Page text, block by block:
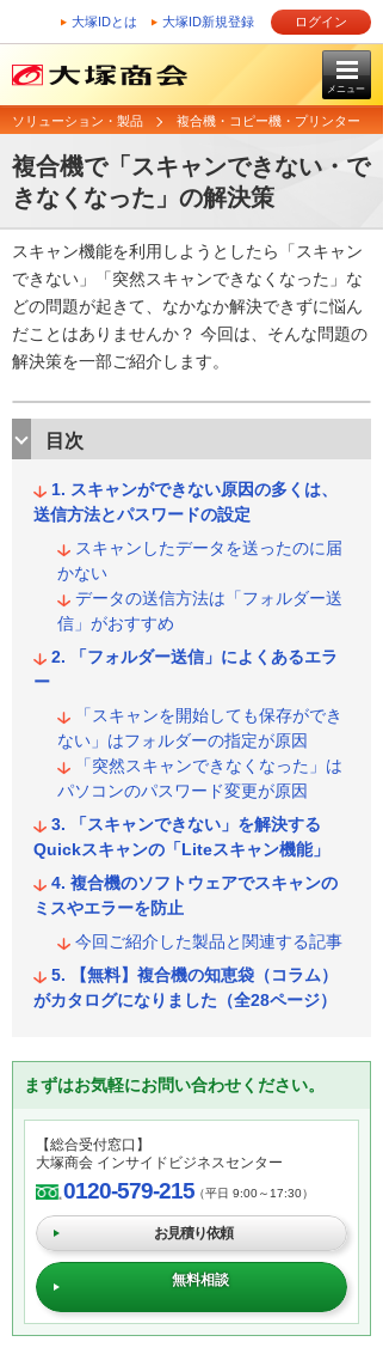
大塚IDとは 大塚ID新規登録 ログイン
メニュー
ソリューション・製品 複合機・コピー機・プリンター
複合機で「スキャンできない・で
きなくなった」の解決策
スキャン機能を利用しようとしたら「スキャン
できない」「突然スキャンできなくなった」な
どの問題が起きて、なかなか解決できずに悩ん
だことはありませんか？ 今回は、そんな問題の
解決策を一部ご紹介します。
目次
スキャンができない原因の多くは、
送信方法とパスワードの設定
スキャンしたデータを送ったのに届
かない
データの送信方法は「フォルダー送
信」がおすすめ
「フォルダー送信」によくあるエラ
ー
「スキャンを開始しても保存ができ
ない」はフォルダーの指定が原因
「突然スキャンできなくなった」は
パソコンのパスワード変更が原因
「スキャンできない」を解決する
Quickスキャンの「Liteスキャン機能」
複合機のソフトウェアでスキャンの
ミスやエラーを防止
今回ご紹介した製品と関連する記事
【無料】複合機の知恵袋（コラム）
がカタログになりました（全28ページ）
まずはお気軽にお問い合わせください。
【総合受付窓口】
大塚商会 インサイドビジネスセンター
0120-579-215（平日 9:00～17:30）
お見積り依頼
無料相談